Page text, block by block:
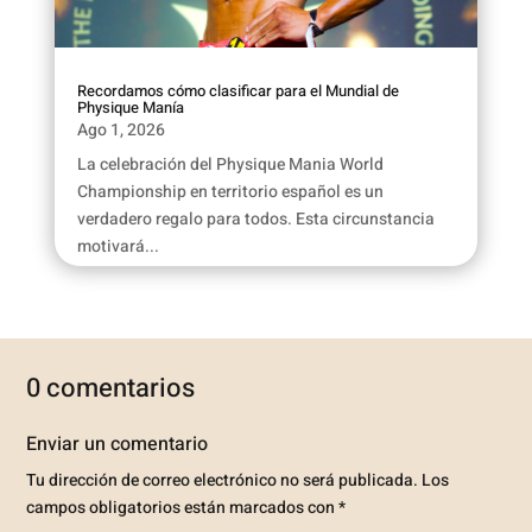
Recordamos cómo clasificar para el Mundial de
Physique Manía
Ago 1, 2026
La celebración del Physique Mania World
Championship en territorio español es un
verdadero regalo para todos. Esta circunstancia
motivará...
0 comentarios
Enviar un comentario
Tu dirección de correo electrónico no será publicada. Los
campos obligatorios están marcados con*